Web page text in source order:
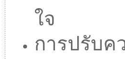
ใจ
การปรับ